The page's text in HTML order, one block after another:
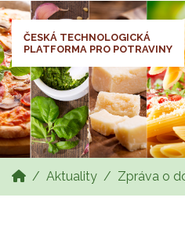
ČESKÁ TECHNOLOGICKÁ
PLATFORMA PRO POTRAVINY
Aktuality Zpráva o